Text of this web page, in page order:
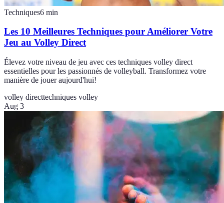
Techniques6 min
Les 10 Meilleures Techniques pour Améliorer Votre
Jeu au Volley Direct
Élevez votre niveau de jeu avec ces techniques volley direct
essentielles pour les passionnés de volleyball. Transformez votre
manière de jouer aujourd'hui!
volley directtechniques volley
Aug 3